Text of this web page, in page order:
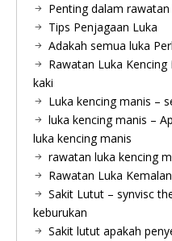
Penting dalam
Tips Penjagaan Luka
Adakah semua luka
Rawatan Luka
kaki
Luka kencing manis –
luka kencing manis –
luka kencing manis
rawatan luka kencing
Rawatan Luka
Sakit Lutut – synvisc
keburukan
Sakit lutut apakah